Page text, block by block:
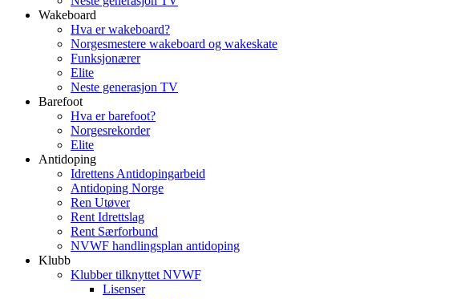
Wakeboard
Hva er wakeboard?
Norgesmestere wakeboard og wakeskate
Funksjonærer
Elite
Neste generasjon TV
Barefoot
Hva er barefoot?
Norgesrekorder
Elite
Antidoping
Idrettens Antidopingarbeid
Antidoping Norge
Ren Utøver
Rent Idrettslag
Rent Særforbund
NVWF handlingsplan antidoping
Klubb
Klubber tilknyttet NVWF
Lisenser